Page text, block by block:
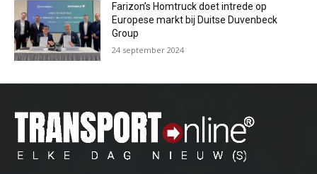
Farizon’s Homtruck doet intrede op
Europese markt bij Duitse Duvenbeck
Group
24 september 2024